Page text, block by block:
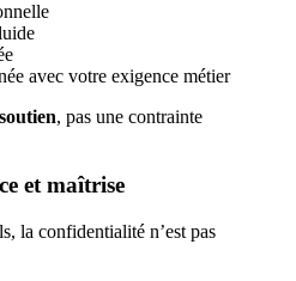
avec votre exigence métier
soutien, pas une contrainte
et maîtrise
la confidentialité n’est pas